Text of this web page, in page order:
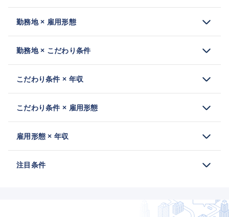
勤務地 × 雇用形態
勤務地 × こだわり条件
こだわり条件 × 年収
こだわり条件 × 雇用形態
雇用形態 × 年収
注目条件